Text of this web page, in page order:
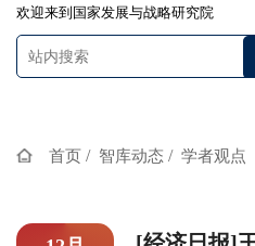
欢迎来到国家发展与战略研究院
首页 / 智库动态 / 学者观点